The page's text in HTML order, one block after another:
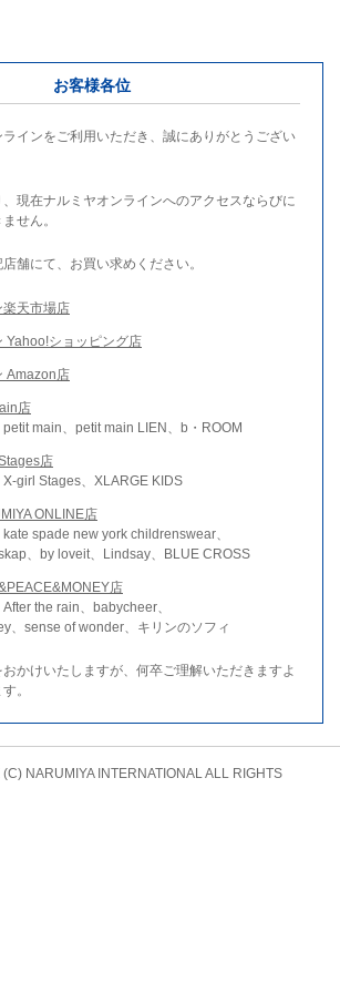
お客様各位
インをご利用いただき、誠にありがとうござい
現在ナルミヤオンラインへのアクセスならびに
せん。
舗にて、お買い求めください。
天市場店
Yahoo!ショッピング店
Amazon店
店
main、petit main LIEN、b・ROOM
店
girl Stages、XLARGE KIDS
ONLINE店
spade new york childrenswear、
、by loveit、Lindsay、BLUE CROSS
店
the rain、babycheer、
、sense of wonder、キリンのソフィ
かけいたしますが、何卒ご理解いただきますよ
。